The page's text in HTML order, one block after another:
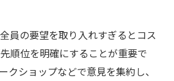
員の要望を取り入れすぎるとコス
順位を明確にすることが重要で
クショップなどで意見を集約し、